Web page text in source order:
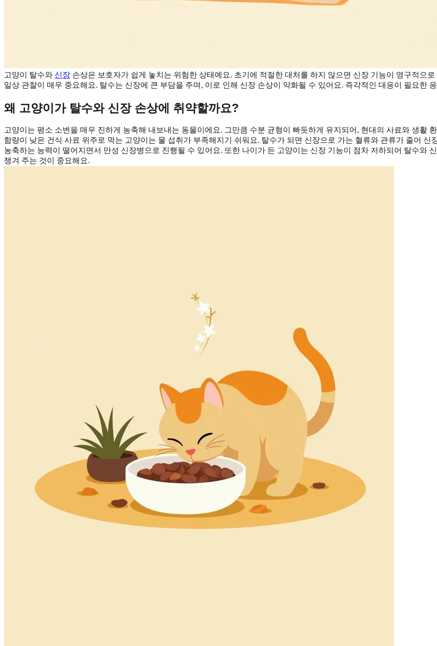
고양이 탈수와 신장 손상은 보호자가 쉽게 놓치는 위험한 상태예요. 초기에 적절한 대처를 하지 않으면 신장 기능이 영구적으
일상 관찰이 매우 중요해요. 탈수는 신장에 큰 부담을 주며, 이로 인해 신장 손상이 악화될 수 있어요. 즉각적인 대응이 필요한
왜 고양이가 탈수와 신장 손상에 취약할까요?
고양이는 평소 소변을 매우 진하게 농축해 내보내는 동물이에요. 그만큼 수분 균형이 빠듯하게 유지되어, 현대의 사료와 생활
함량이 낮은 건식 사료 위주로 먹는 고양이는 물 섭취가 부족해지기 쉬워요. 탈수가 되면 신장으로 가는 혈류와 관류가 줄어
농축하는 능력이 떨어지면서 만성 신장병으로 진행될 수 있어요. 또한 나이가 든 고양이는 신장 기능이 점차 저하되어 탈수와
챙겨 주는 것이 중요해요.